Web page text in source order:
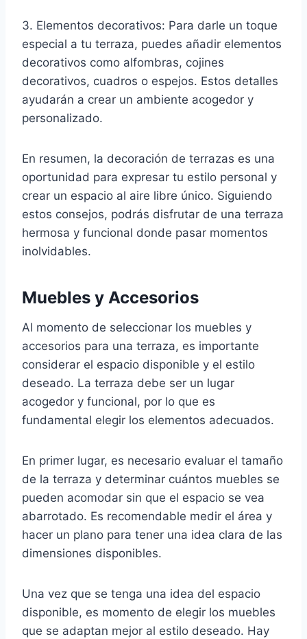
3. Elementos decorativos: Para darle un toque
especial a tu terraza, puedes añadir elementos
decorativos como alfombras, cojines
decorativos, cuadros o espejos. Estos detalles
ayudarán a crear un ambiente acogedor y
personalizado.
En resumen, la decoración de terrazas es una
oportunidad para expresar tu estilo personal y
crear un espacio al aire libre único. Siguiendo
estos consejos, podrás disfrutar de una terraza
hermosa y funcional donde pasar momentos
inolvidables.
Muebles y Accesorios
Al momento de seleccionar los muebles y
accesorios para una terraza, es importante
considerar el espacio disponible y el estilo
deseado. La terraza debe ser un lugar
acogedor y funcional, por lo que es
fundamental elegir los elementos adecuados.
En primer lugar, es necesario evaluar el tamaño
de la terraza y determinar cuántos muebles se
pueden acomodar sin que el espacio se vea
abarrotado. Es recomendable medir el área y
hacer un plano para tener una idea clara de las
dimensiones disponibles.
Una vez que se tenga una idea del espacio
disponible, es momento de elegir los muebles
que se adaptan mejor al estilo deseado. Hay